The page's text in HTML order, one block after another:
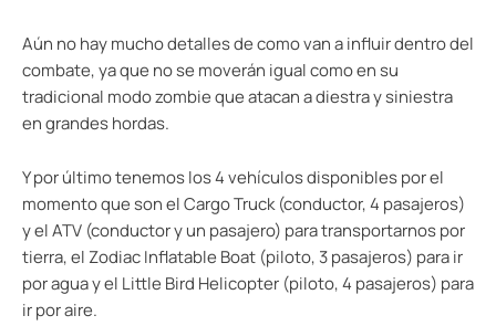
Aún no hay mucho detalles de como van a influir dentro del
combate, ya que no se moverán igual como en su
tradicional modo zombie que atacan a diestra y siniestra
en grandes hordas.
Y por último tenemos los 4 vehículos disponibles por el
momento que son el Cargo Truck (conductor, 4 pasajeros)
y el ATV (conductor y un pasajero) para transportarnos por
tierra, el Zodiac Inflatable Boat (piloto, 3 pasajeros) para ir
por agua y el Little Bird Helicopter (piloto, 4 pasajeros) para
ir por aire.